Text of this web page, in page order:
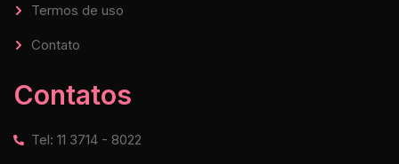
Termos de uso
Contato
Contatos
Tel: 11 3714 - 8022